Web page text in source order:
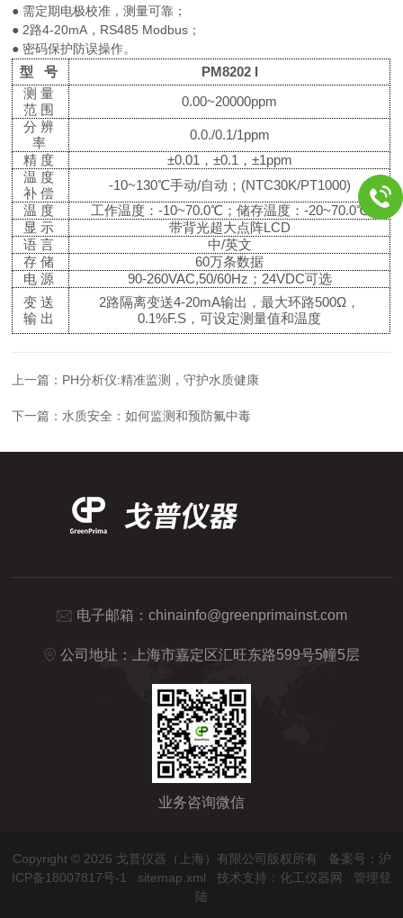
● 需定期电极校准，测量可靠；
● 2路4-20mA，RS485 Modbus；
● 密码保护防误操作。
型 号 PM8202 I
测量
范围
0.00~20000ppm
分辨
率
0.0./0.1/1ppm
精度
±0.01， ±0.1， ±1ppm
温度
补偿
-10~130℃手动/自动；(NTC30K/PT1000)
温度
工作温度： -10~70.0℃；储存温度：-20~70.0℃
显示
带背光超大点阵LCD
语言
中/英文
存储
60万条数据
电源
90-260VAC,50/60Hz；24VDC可选
变送
输出
2路隔离变送4-20mA输出，最大环路500Ω，
0.1%F.S，可设定测量值和温度
上一篇： PH分析仪:精准监测，守护水质健康
下一篇： 水质安全：如何监测和预防氟中毒
电子邮箱： chinainfo@greenprimainst.com
公司地址：上海市嘉定区汇旺东路599号5幢5层
业务咨询微信
Copyright © 2026 戈普仪器（上海）有限公司版权所有 备案号：沪
ICP备18007817号-1
sitemap.xml 技术支持： 化工仪器网
管理登
陆